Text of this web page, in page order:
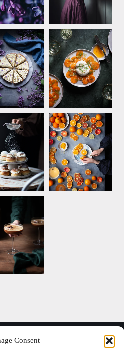
Consent
Instagram